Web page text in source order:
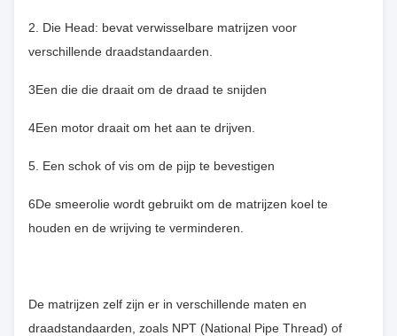
2. Die Head: bevat verwisselbare matrijzen voor
verschillende draadstandaarden.
3Een die die draait om de draad te snijden
4Een motor draait om het aan te drijven.
5. Een schok of vis om de pijp te bevestigen
6De smeerolie wordt gebruikt om de matrijzen koel te
houden en de wrijving te verminderen.
De matrijzen zelf zijn er in verschillende maten en
draadstandaarden, zoals NPT (National Pipe Thread) of